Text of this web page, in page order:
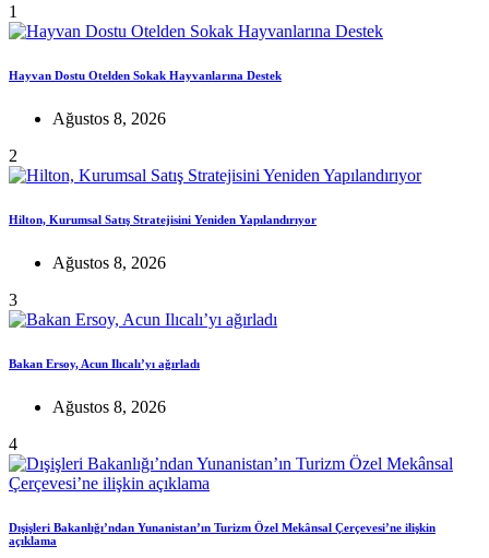
1
Hayvan Dostu Otelden Sokak Hayvanlarına Destek
Ağustos 8, 2026
2
Hilton, Kurumsal Satış Stratejisini Yeniden Yapılandırıyor
Ağustos 8, 2026
3
Bakan Ersoy, Acun Ilıcalı’yı ağırladı
Ağustos 8, 2026
4
Dışişleri Bakanlığı’ndan Yunanistan’ın Turizm Özel Mekânsal Çerçevesi’ne ilişkin
açıklama